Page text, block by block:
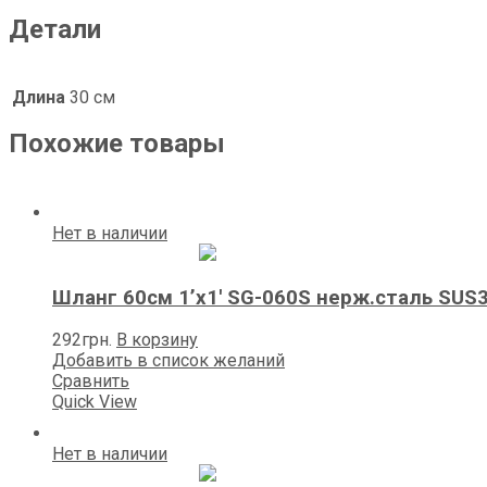
Детали
Длина 30 см
Похожие товары
Нет в наличии
Шланг 60см 1’х1′ SG-060S нерж.сталь
292грн. В корзину
Добавить в список желаний
Сравнить
Quick View
Нет в наличии